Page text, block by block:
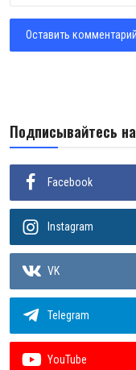
Оставить комментарий
Подписывайтесь
Facebook
Instagram
VK
Telegram
YouTube